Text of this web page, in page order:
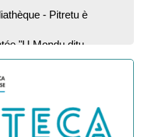
"U Mondu ditu
- Currà
Regards sur le
littéraire - Spaziu Jean-
cù Regina & Bruno",
corse interprété par
Belgodere (chant et